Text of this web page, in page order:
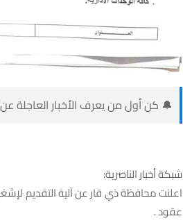
🔔 كن أول من يعرف الأخبار العاجلة
شبكة أخبار الناصرية:
عقود .